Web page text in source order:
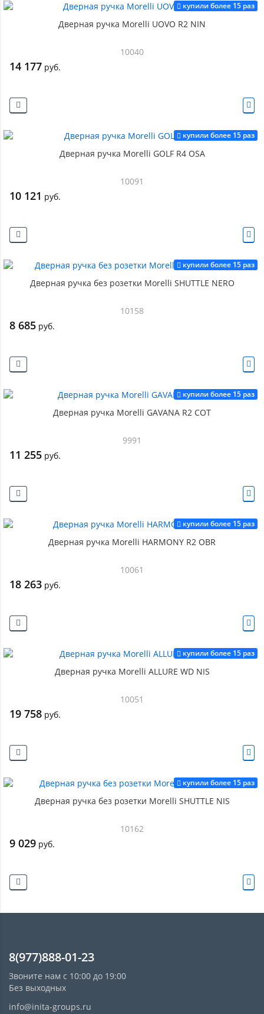
купили более 15 раз
Дверная ручка Morelli UOVO R2 NIN
10040
14 177 руб.
купили более 15 раз
Дверная ручка Morelli GOLF R4 OSA
10091
10 121 руб.
купили более 15 раз
Дверная ручка без розетки Morelli SHUTTLE NERO
10158
8 685 руб.
купили более 15 раз
Дверная ручка Morelli GAVANA R2 COT
9991
11 255 руб.
купили более 15 раз
Дверная ручка Morelli HARMONY R2 OBR
10061
18 263 руб.
купили более 15 раз
Дверная ручка Morelli ALLURE WD NIS
10051
19 758 руб.
купили более 15 раз
Дверная ручка без розетки Morelli SHUTTLE NIS
10162
9 029 руб.
8(977)888-01-23
Звоните нам с 10:00 до 19:00
Без выходных
info@inita-groups.ru